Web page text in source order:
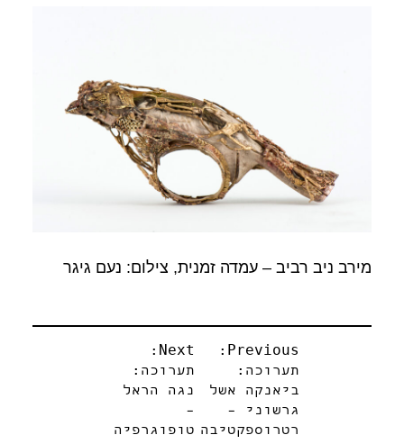
מירב ניב רביב – עמדה זמנית, צילום: נעם גיגר
ניווטPrevious:
תערוכה:
ביאנקה אשל
גרשוני –
רטרוספקטיבה
Next:
תערוכה:
נגה הראל
–
טופוגרפיה